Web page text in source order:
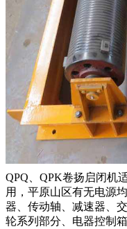
QPQ、QPK卷扬启闭机
用，平原山区有无电源
器、传动轴、减速器、
轮系列部分、电器控制